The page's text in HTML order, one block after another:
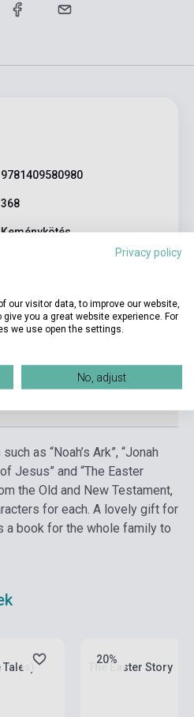
9781409580980
368
Keménykötés
Könyv
as “Noah’s Ark”, “Jonah
Jesus” and “The Easter
the Old and New Testament,
for each. A lovely gift for
a book for the whole family to
20%
The Easter Story
Privacy policy
our visitor data, to improve our website,
you a great website experience. For
we use open the settings.
No, adjust